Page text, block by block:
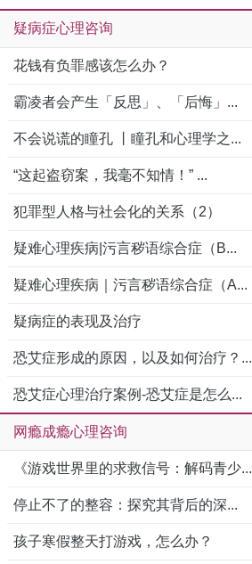
疑病症心理咨询
花钱有负罪感该怎么办？
霸凌者会产生「反思」、「后悔」...
不会说谎的瞳孔 丨瞳孔和心理学之...
“这起盗窃案，我毫不知情！” ...
犯罪型人格与社会化的关系（2）
疑难心理疾病|污言秽语综合症（B...
疑难心理疾病｜污言秽语综合症（A...
疑病症的表现及治疗
恐艾症形成的原因，以及如何治疗？...
恐艾症心理治疗案例-恐艾症是怎么...
网瘾成瘾心理咨询
《游戏世界里的求救信号：解码青少...
停止不了的整容：探究其背后的深...
孩子寒假整天打游戏，怎么办？